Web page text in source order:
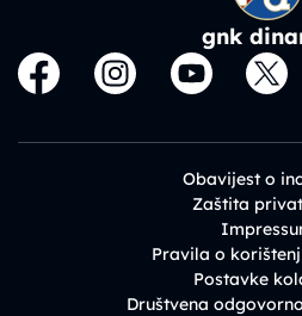
gnk
Obavijest o
Zaštita
Pravila o
Postavke
Društvena